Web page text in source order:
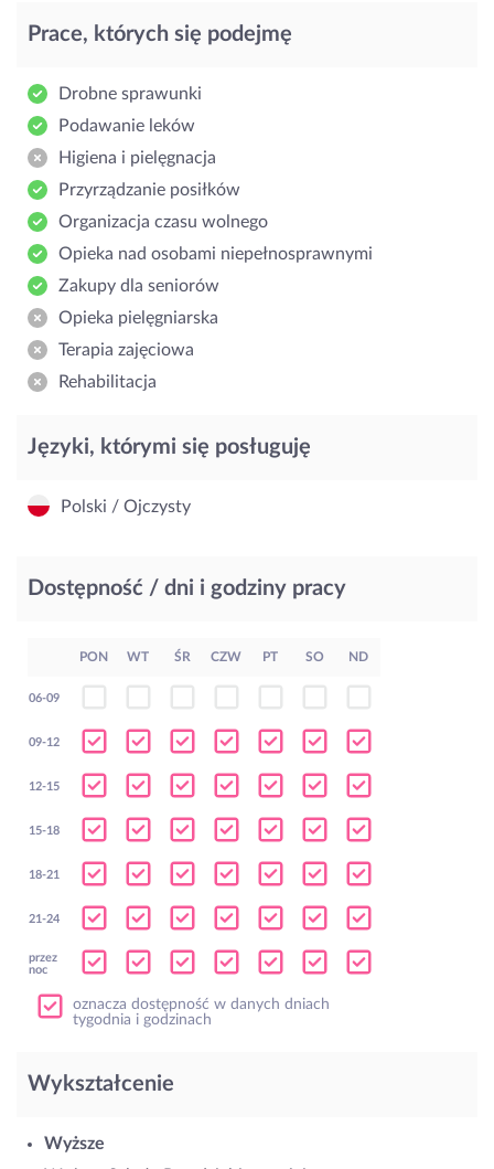
Prace, których się podejmę
Drobne sprawunki
Podawanie leków
Higiena i pielęgnacja
Przyrządzanie posiłków
Organizacja czasu wolnego
Opieka nad osobami niepełnosprawnymi
Zakupy dla seniorów
Opieka pielęgniarska
Terapia zajęciowa
Rehabilitacja
Języki, którymi się posługuję
Polski / Ojczysty
Dostępność / dni i godziny pracy
PON WT ŚR CZW PT SO ND
06-09
09-12
12-15
15-18
18-21
21-24
przez
noc
oznacza dostępność w danych dniach
tygodnia i godzinach
Wykształcenie
Wyższe